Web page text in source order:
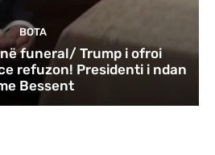
BOTA
funeral/ Trump i ofroi
refuzon! Presidenti i ndan
Bessent